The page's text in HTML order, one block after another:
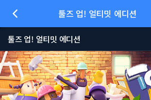
툴즈 업! 얼티밋 에디션
툴즈 업! 얼티밋 에디션